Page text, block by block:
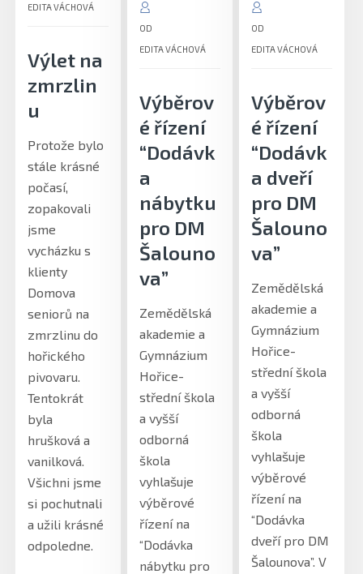
EDITA VÁCHOVÁ
Výlet na
zmrzlin
u
Protože bylo
stále krásné
počasí,
zopakovali
jsme
vycházku s
klienty
Domova
seniorů na
zmrzlinu do
hořického
pivovaru.
Tentokrát
byla
hrušková a
vanilková.
Všichni jsme
si pochutnali
a užili krásné
odpoledne.
OD
EDITA VÁCHOVÁ
Výběrov
é řízení
“Dodávk
a
nábytku
pro DM
Šalouno
va”
Zemědělská
akademie a
Gymnázium
Hořice-
střední škola
a vyšší
odborná
škola
vyhlašuje
výběrové
řízení na
“Dodávka
nábytku pro
OD
EDITA VÁCHOVÁ
Výběrov
é řízení
“Dodávk
a dveří
pro DM
Šalouno
va”
Zemědělská
akademie a
Gymnázium
Hořice-
střední škola
a vyšší
odborná
škola
vyhlašuje
výběrové
řízení na
“Dodávka
dveří pro DM
Šalounova”. V